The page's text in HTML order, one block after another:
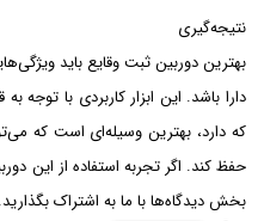
نتیجه‌گیری
بهترین دوربین ثبت وقایع باید
دارا باشد. این ابزار کاربردی با
که دارد، بهترین وسیله‌ای است که
حفظ کند. اگر تجربه استفاده از این
بخش دیدگاه‌ها با ما به اشتراک بگذارید.